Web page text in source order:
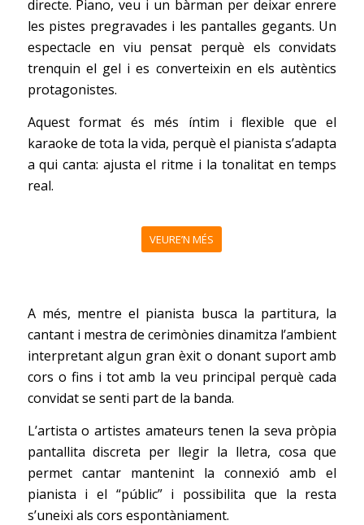
directe. Piano, veu i un bàrman per deixar enrere
les pistes pregravades i les pantalles gegants. Un
espectacle en viu pensat perquè els convidats
trenquin el gel i es converteixin en els autèntics
protagonistes.
Aquest format és més íntim i flexible que el
karaoke de tota la vida, perquè el pianista s’adapta
a qui canta: ajusta el ritme i la tonalitat en temps
real.
VEURE’N MÉS
A més, mentre el pianista busca la partitura, la
cantant i mestra de cerimònies dinamitza l’ambient
interpretant algun gran èxit o donant suport amb
cors o fins i tot amb la veu principal perquè cada
convidat se senti part de la banda.
L’artista o artistes amateurs tenen la seva pròpia
pantallita discreta per llegir la lletra, cosa que
permet cantar mantenint la connexió amb el
pianista i el “públic” i possibilita que la resta
s’uneixi als cors espontàniament.